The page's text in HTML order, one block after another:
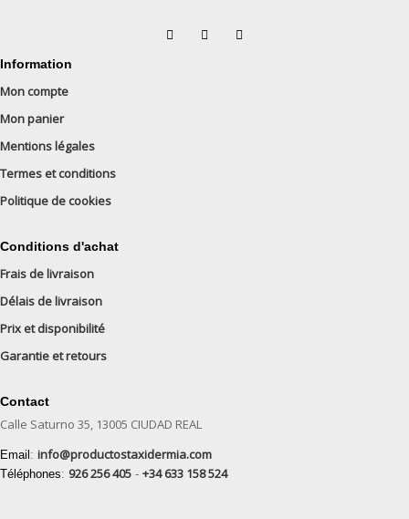
Information
Mon compte
Mon panier
Mentions légales
Termes et conditions
Politique de cookies
Conditions d'achat
Frais de livraison
Délais de livraison
Prix et disponibilité
Garantie et retours
Contact
Calle Saturno 35, 13005 CIUDAD REAL
Email : info@productostaxidermia.com
Téléphones: 926 256 405 - +34 633 158 524